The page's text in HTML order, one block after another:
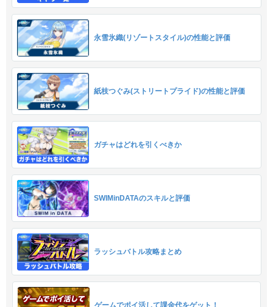
永雪氷織(リゾートスタイル)の性能と評価
紙枝つぐみ(ストリートプライド)の性能と評価
ガチャはどれを引くべきか
SWIMinDATAのスキルと評価
ラッシュバトル攻略まとめ